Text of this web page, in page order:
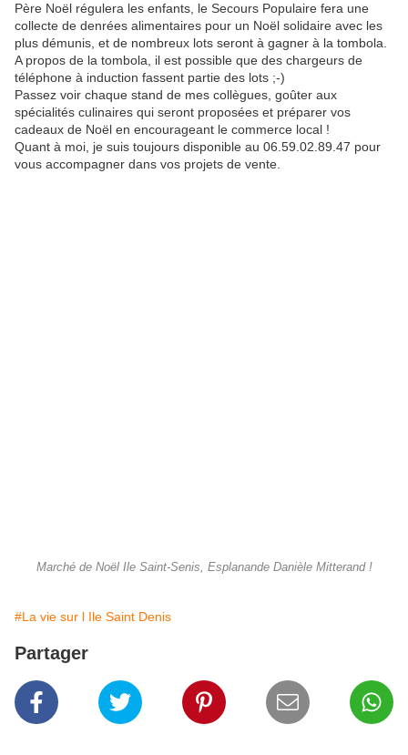
Père Noël régulera les enfants, le Secours Populaire fera une
collecte de denrées alimentaires pour un Noël solidaire avec les
plus démunis, et de nombreux lots seront à gagner à la tombola.
A propos de la tombola, il est possible que des chargeurs de
téléphone à induction fassent partie des lots ;-)
Passez voir chaque stand de mes collègues, goûter aux
spécialités culinaires qui seront proposées et préparer vos
cadeaux de Noël en encourageant le commerce local !
Quant à moi, je suis toujours disponible au 06.59.02.89.47 pour
vous accompagner dans vos projets de vente.
Marché de Noël Ile Saint-Senis, Esplanande Danièle Mitterand !
#La vie sur l Ile Saint Denis
Partager